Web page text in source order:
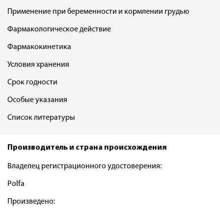
Применение при беременности и кормлении грудью
Фармакологическое действие
Фармакокинетика
Условия хранения
Срок годности
Особые указания
Список литературы
Производитель и страна происхождения
Владелец регистрационного удостоверения:
Polfa
Произведено: